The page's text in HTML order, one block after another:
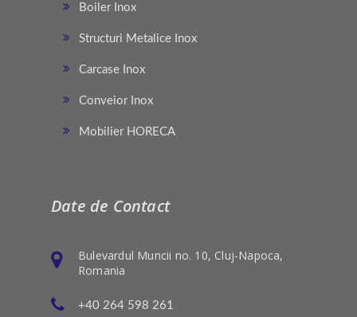
Boiler Inox
Structuri Metalice Inox
Carcase Inox
Conveior Inox
Mobilier HORECA
Date de Contact
Bulevardul Muncii no. 10, Cluj-Napoca,
Romania
+40 264 598 261